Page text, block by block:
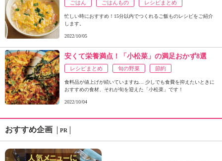
ごはん ごはんもの レシピまとめ
忙しい時におすすめ！15分以内でつくれるご飯ものレシピをご紹介
します。
2022/10/05
安くて栄養満点！「小松菜」の満足おかず8選
レシピまとめ 旬の野菜 節約
食料品が値上げが続いていますね… 少しでも食費を抑えたいときに
おすすめの食材、それが旬を迎えた「小松菜」です！
2022/10/04
おすすめ企画 PR